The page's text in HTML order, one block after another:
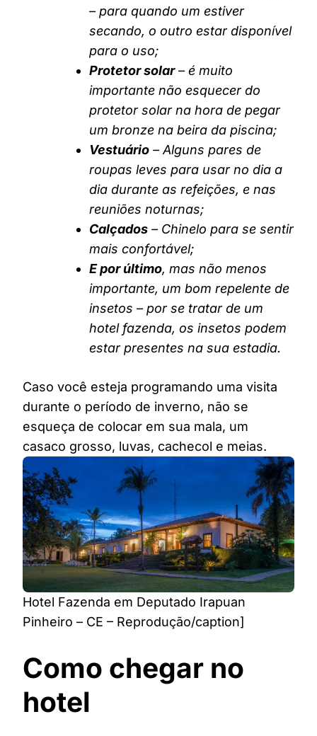
– para quando um estiver
secando, o outro estar disponível
para o uso;
Protetor solar– é muito
importante não esquecer do
protetor solar na hora de pegar
um bronze na beira da piscina;
Vestuário – Alguns pares de
roupas leves para usar no dia a
dia durante as refeições, e nas
reuniões noturnas;
Calçados – Chinelo para se sentir
mais confortável;
E por último, mas não menos
importante, um bom repelente de
insetos – por se tratar de um
hotel fazenda, os insetos podem
estar presentes na sua estadia.
Caso você esteja programando uma visita
durante o período de inverno, não se
esqueça de colocar em sua mala, um
casaco grosso, luvas, cachecol e meias.
Hotel Fazenda em Deputado Irapuan
Pinheiro – CE – Reprodução/caption]
Como chegar no
hotel